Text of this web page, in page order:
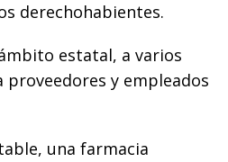
derechohabientes.
estatal, a varios
proveedores y empleados
una farmacia